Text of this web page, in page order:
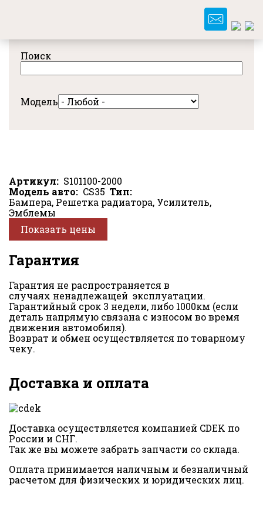
содержанию
Поиск
Модель
Артикул
S101100-2000
Модель авто
CS35 Тип
Бампера, Решетка радиатора, Усилитель,
Эмблемы
Показать цены
Гарантия
Гарантия не распространяется в
случаях ненадлежащей эксплуатации.
Гарантийный срок 3 недели, либо 1000км (если
деталь напрямую связана с износом во время
движения автомобиля).
Возврат и обмен осуществляется по товарному
чеку.
Доставка и оплата
Доставка осуществляется компанией CDEK по
России и СНГ.
Так же вы можете забрать запчасти со склада.
Оплата принимается наличным и безналичный
расчетом для физических и юридических лиц.